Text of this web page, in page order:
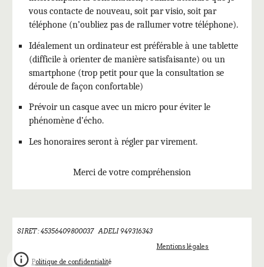
vous contacte de nouveau, soit par visio, soit par
téléphone (n’oubliez pas de rallumer votre téléphone).
Idéalement un ordinateur est préférable à une tablette
(difficile à orienter de manière satisfaisante) ou un
smartphone (trop petit pour que la consultation se
déroule de façon confortable)
Prévoir un casque avec un micro pour éviter le
phénomène d’écho.
Les honoraires seront à régler par virement.
Merci de votre compréhension
SIRET : 45356409800037 ADELI 949316343
Mentions légales
Politique de confidentialité